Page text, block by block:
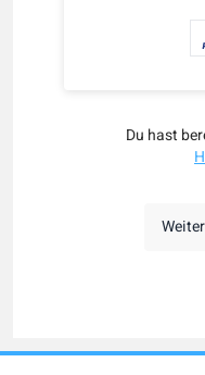
Du hast